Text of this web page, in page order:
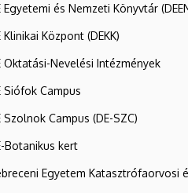
Egyetemi és Nemzeti Könyvtár
Klinikai Központ (DEKK)
Oktatási-Nevelési Intézmények
Siófok Campus
Szolnok Campus (DE-SZC)
Botanikus kert
Egyetem Katasztrófaorvosi